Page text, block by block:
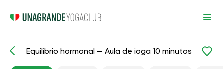
Aulas prontas Energia
Equilíbrio hormonal — Aula de ioga 10 minutos